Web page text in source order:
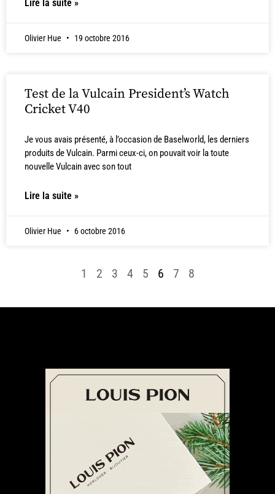
Lire la suite »
Olivier Hue 19 octobre 2016
Test de la Vulcain President’s Watch
Cricket V40
Je vous avais présenté, à l’occasion de Baselworld, les derniers
produits de Vulcain. Parmi ceux-ci, on pouvait voir la toute
nouvelle Vulcain avec son tout
Lire la suite »
Olivier Hue 6 octobre 2016
1 2 3 4 5 6 7 8